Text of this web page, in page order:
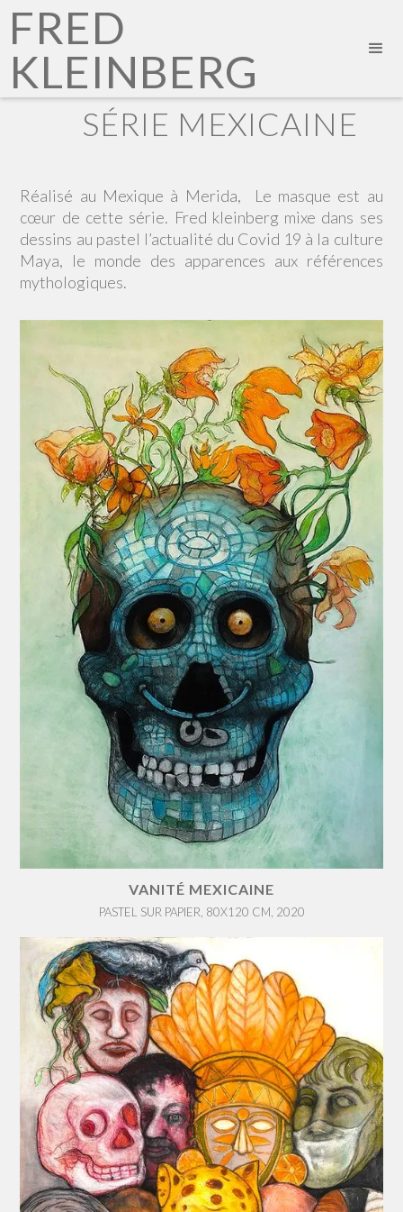
FRED
KLEINBERG
SÉRIE MEXICAINE
Réalisé au Mexique à Merida, Le masque est au
cœur de cette série. Fred kleinberg mixe dans ses
dessins au pastel l’actualité du Covid 19 à la culture
Maya, le monde des apparences aux références
mythologiques.
VANITÉ MEXICAINE
PASTEL SUR PAPIER, 80X120 CM, 2020